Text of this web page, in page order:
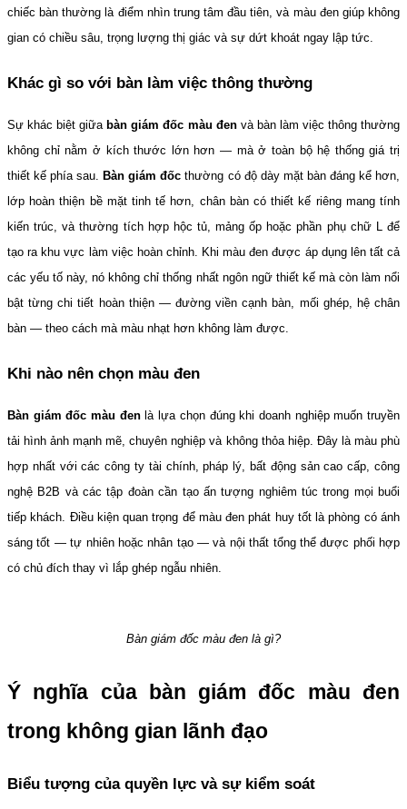
chiếc bàn thường là điểm nhìn trung tâm đầu tiên, và màu đen giúp không
gian có chiều sâu, trọng lượng thị giác và sự dứt khoát ngay lập tức.
Khác gì so với bàn làm việc thông thường
Sự khác biệt giữa bàn giám đốc màu đen và bàn làm việc thông thường
không chỉ nằm ở kích thước lớn hơn — mà ở toàn bộ hệ thống giá trị
thiết kế phía sau.
Bàn giám đốc thường có độ dày mặt bàn đáng kể hơn,
lớp hoàn thiện bề mặt tinh tế hơn, chân bàn có thiết kế riêng mang tính
kiến trúc, và thường tích hợp hộc tủ, mảng ốp hoặc phần phụ chữ L để
tạo ra khu vực làm việc hoàn chỉnh. Khi màu đen được áp dụng lên tất cả
các yếu tố này, nó không chỉ thống nhất ngôn ngữ thiết kế mà còn làm nổi
bật từng chi tiết hoàn thiện — đường viền cạnh bàn, mối ghép, hệ chân
bàn — theo cách mà màu nhạt hơn không làm được.
Khi nào nên chọn màu đen
Bàn giám đốc màu đen là lựa chọn đúng khi doanh nghiệp muốn truyền
tải hình ảnh mạnh mẽ, chuyên nghiệp và không thỏa hiệp. Đây là màu phù
hợp nhất với các công ty tài chính, pháp lý, bất động sản cao cấp, công
nghệ B2B và các tập đoàn cần tạo ấn tượng nghiêm túc trong mọi buổi
tiếp khách. Điều kiện quan trọng để màu đen phát huy tốt là phòng có ánh
sáng tốt — tự nhiên hoặc nhân tạo — và nội thất tổng thể được phối hợp
có chủ đích thay vì lắp ghép ngẫu nhiên.
Bàn giám đốc màu đen là gì?
Ý nghĩa của bàn giám đốc màu đen
trong không gian lãnh đạo
Biểu tượng của quyền lực và sự kiểm soát